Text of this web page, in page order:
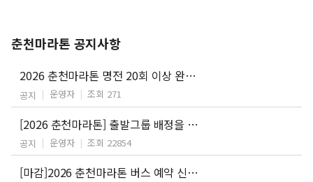
춘천마라톤 공지사항
2026 춘천마라톤 명전 20회 이상 완주자 특별접수 안내
공지 운영자 조회 271
[2026 춘천마라톤] 출발그룹 배정을 위한 기록증 제출 안내
공지 운영자 조회 22854
[마감]2026 춘천마라톤 버스 예약 신청 안내